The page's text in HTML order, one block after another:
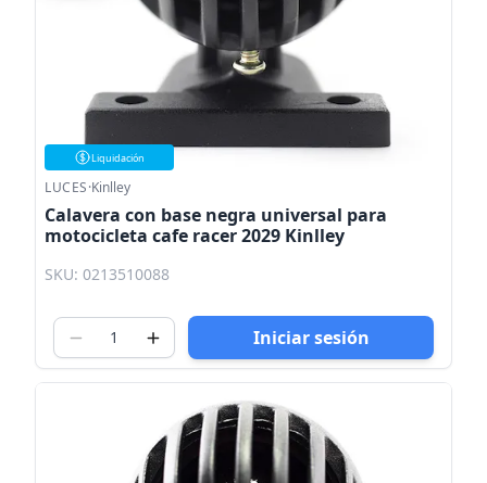
Liquidación
LUCES·Kinlley
Calavera con base negra universal para
motocicleta cafe racer 2029 Kinlley
SKU: 0213510088
Iniciar sesión